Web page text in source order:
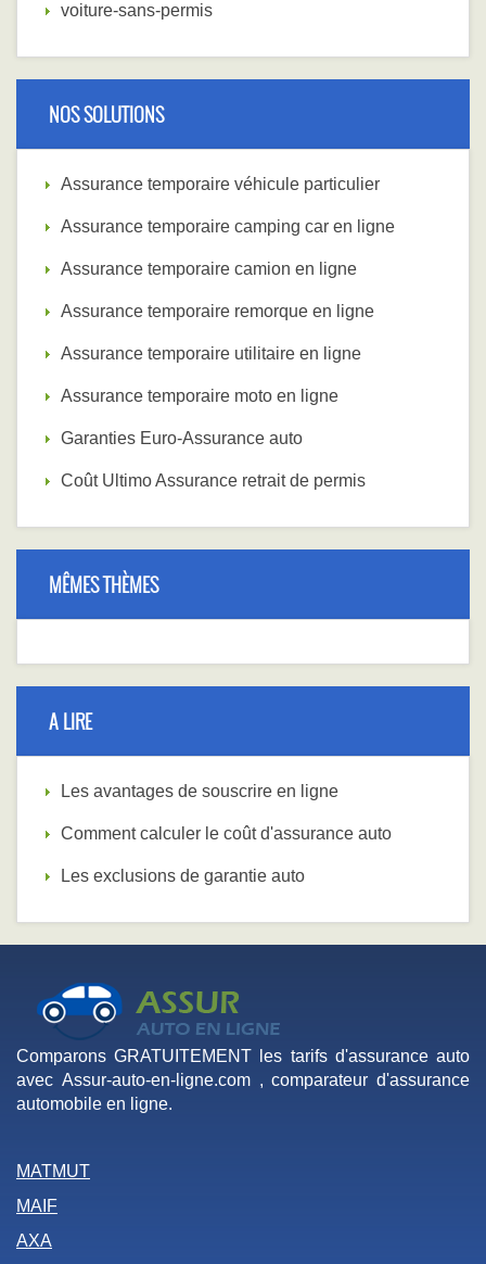
voiture-sans-permis
NOS SOLUTIONS
Assurance temporaire véhicule particulier
Assurance temporaire camping car en ligne
Assurance temporaire camion en ligne
Assurance temporaire remorque en ligne
Assurance temporaire utilitaire en ligne
Assurance temporaire moto en ligne
Garanties Euro-Assurance auto
Coût Ultimo Assurance retrait de permis
MÊMES THÈMES
A LIRE
Les avantages de souscrire en ligne
Comment calculer le coût d'assurance auto
Les exclusions de garantie auto
Comparons GRATUITEMENT les tarifs d'assurance auto
avec Assur-auto-en-ligne.com , comparateur d'assurance
automobile en ligne.
MATMUT
MAIF
AXA